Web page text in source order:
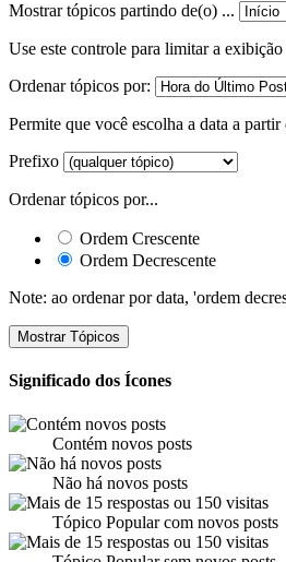
Mostrar tópicos partindo de(o) ...
Use este controle para limitar a
Ordenar tópicos por:
Permite que você escolha a data a
Prefixo
Ordenar tópicos por...
Ordem Crescente
Ordem Decrescente
Note: ao ordenar por data, 'ordem
Significado dos Ícones
Contém novos posts
Não há novos posts
Tópico Popular com novos posts